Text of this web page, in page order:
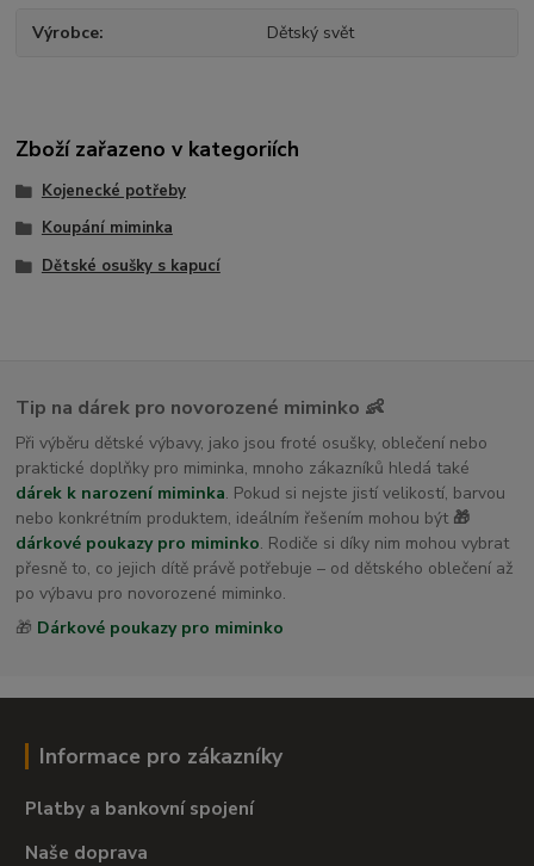
Výrobce Dětský svět
Zboží zařazeno v kategoriích
Kojenecké potřeby
Koupání miminka
Dětské osušky s kapucí
Tip na dárek pro novorozené miminko 👶
Při výběru dětské výbavy, jako jsou froté osušky, oblečení nebo
praktické doplňky pro miminka, mnoho zákazníků hledá také
dárek k narození miminka. Pokud si nejste jistí velikostí, barvou
nebo konkrétním produktem, ideálním řešením mohou být 🎁
dárkové poukazy pro miminko. Rodiče si díky nim mohou vybrat
přesně to, co jejich dítě právě potřebuje – od dětského oblečení až
po výbavu pro novorozené miminko.
🎁 Dárkové poukazy pro miminko
Informace pro zákazníky
Platby a bankovní spojení
Naše doprava